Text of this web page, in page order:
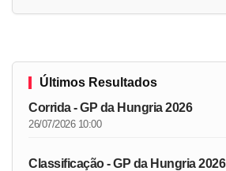
Últimos Resultados
Corrida - GP da Hungria 2026
26/07/2026 10:00
Classificação - GP da Hungria 2026